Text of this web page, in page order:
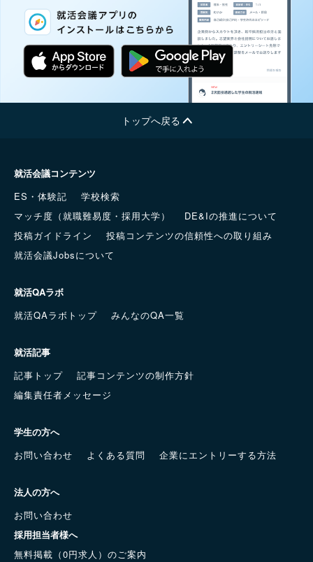
トップへ戻る
就活会議コンテンツ
ES・体験記
学校検索
マッチ度（就職難易度・採用大学）
DE&Iの推進について
投稿ガイドライン
投稿コンテンツの信頼性への取り組み
就活会議Jobsについて
就活QAラボ
就活QAラボトップ
みんなのQA一覧
就活記事
記事トップ
記事コンテンツの制作方針
編集責任者メッセージ
学生の方へ
お問い合わせ
よくある質問 企業にエントリーする方法
法人の方へ
お問い合わせ
採用担当者様へ
無料掲載（0円求人）のご案内